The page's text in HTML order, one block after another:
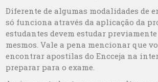
Diferente de algumas modalidades de
só funciona através da aplicação da
estudantes devem estudar
mesmos. Vale a pena mencionar que
encontrar apostilas do Encceja na
preparar para o exame.